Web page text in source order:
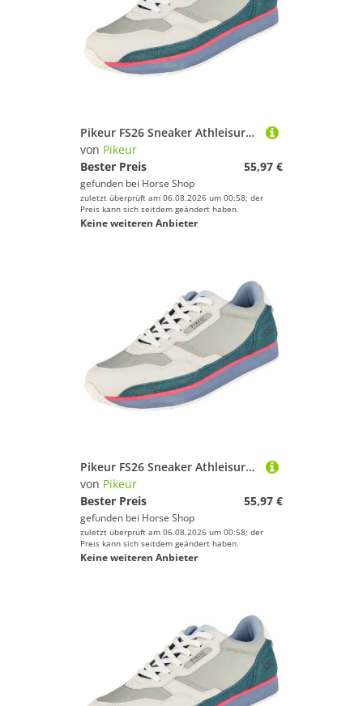
Pikeur FS26 Sneaker Athleisure Damen
von Pikeur
Bester Preis
55,97 €
gefunden bei Horse Shop
zuletzt überprüft am 06.08.2026 um 00:58; der
Preis kann sich seitdem geändert haben.
Keine weiteren Anbieter
Pikeur FS26 Sneaker Athleisure Damen
von Pikeur
Bester Preis
55,97 €
gefunden bei Horse Shop
zuletzt überprüft am 06.08.2026 um 00:58; der
Preis kann sich seitdem geändert haben.
Keine weiteren Anbieter